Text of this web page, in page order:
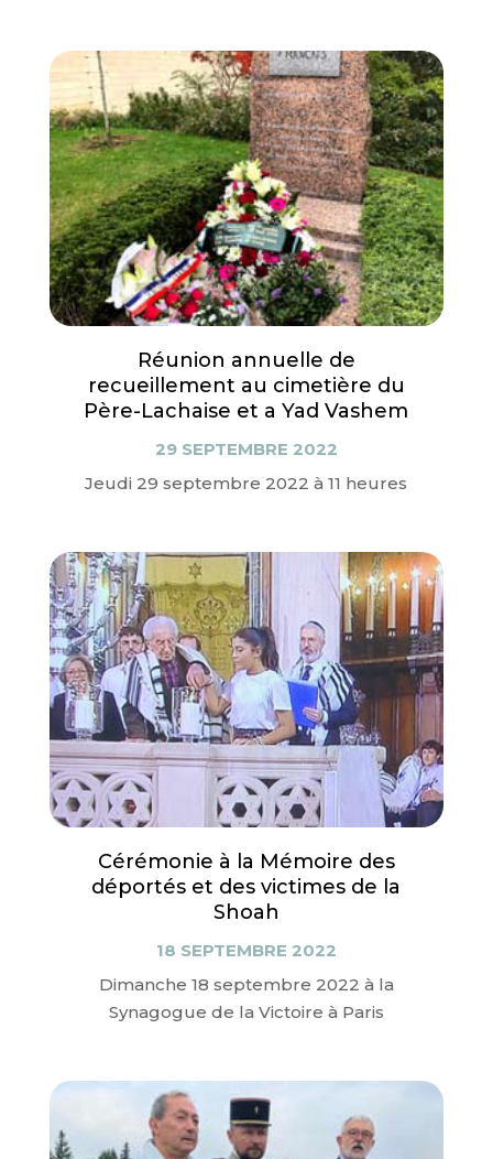
Réunion annuelle de
recueillement au cimetière du
Père-Lachaise et a Yad Vashem
29 SEPTEMBRE 2022
Jeudi 29 septembre 2022 à 11 heures
Cérémonie à la Mémoire des
déportés et des victimes de la
Shoah
18 SEPTEMBRE 2022
Dimanche 18 septembre 2022 à la
Synagogue de la Victoire à Paris